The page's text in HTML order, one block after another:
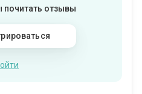
почитать отзывы